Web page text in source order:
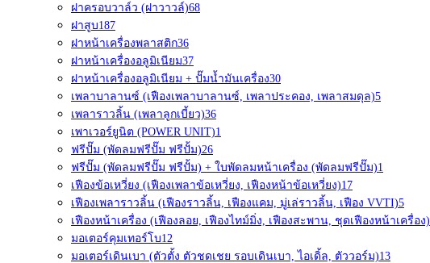
ฝาครอบวาล์ว (ฝาวาวล์)68
ฝาสูบ187
ฝาหน้าเครื่องพลาสติก36
ฝาหน้าเครื่องอลูมิเนียม37
ฝาหน้าเครื่องอลูมิเนียม + ปั๊มน้ำมันเครื่อง30
เพลาบาลานซ์ (เฟืองเพลาบาลานซ์, เพลาประคอง, เพลาสมดุล)5
เพลาราวลิ้น (เพลาลูกเบี้ยว)36
เพาเวอร์ยูนิต (POWER UNIT)1
ฟรีปั๊ม (พัดลมฟรีปั๊ม ฟรีปั้ม)26
ฟรีปั๊ม (พัดลมฟรีปั๊ม ฟรีปั้ม) + ใบพัดลมหน้าเครื่อง (พัดลมฟรีปั๊ม)1
เฟืองข้อเหวี่ยง (เฟืองเพลาข้อเหวี่ยง, เฟืองหน้าข้อเหวี่ยง)17
เฟืองเพลาราวลิ้น (เฟืองราวลิ้น, เฟืองแคม, มู่เล่ราวลิ้น, เฟือง VVTI)5
เฟืองหน้าเครื่อง (เฟืองลอย, เฟืองไทม์มิ่ง, เฟืองสะพาน, ชุดเฟืองหน้าเครื่อง)
มอเตอร์คุมเทอร์โบ12
มอเตอร์เดินเบา (ตัวตั้ง ตัวชดเชย รอบเดินเบา, ไอเดิ้ล, ตัววอร์ม)13